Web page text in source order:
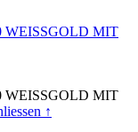
WEISSGOLD MIT
WEISSGOLD MIT
↑